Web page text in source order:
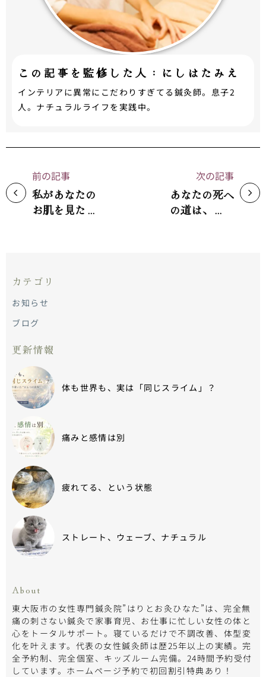
この記事を監修した人：にしはたみえ
インテリアに異常にこだわりすぎてる鍼灸師。息子2
人。ナチュラルライフを実践中。
前の記事
私があなたの
お肌を見た時
次の記事
あなたの死へ
の道は、まっ
カテゴリ
お知らせ
ブログ
更新情報
体も世界も、実は「同じスライム」？
痛みと感情は別
疲れてる、という状態
ストレート、ウェーブ、ナチュラル
About
東大阪市の女性専門鍼灸院”はりとお灸ひなた”は、完全無
痛の刺さない鍼灸で家事育児、お仕事に忙しい女性の体と
心をトータルサポート。寝ているだけで不調改善、体型変
化を叶えます。代表の女性鍼灸師は歴25年以上の実績。完
全予約制、完全個室、キッズルーム完備。24時間予約受付
しています。ホームページ予約で初回割引特典あり！